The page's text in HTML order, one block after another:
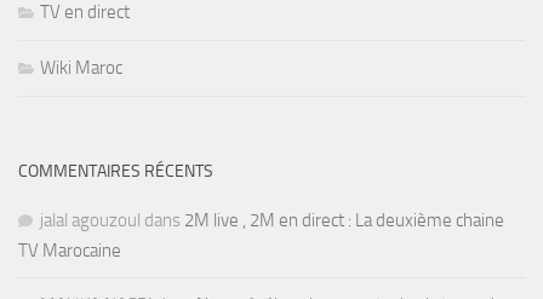
TV en direct
Wiki Maroc
COMMENTAIRES RÉCENTS
jalal agouzoul dans 2M live , 2M en direct : La deuxième chaine
TV Marocaine